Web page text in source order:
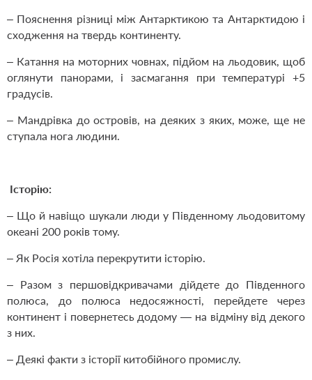
– Пояснення різниці між Антарктикою та Антарктидою і
сходження на твердь континенту.
– Катання на моторних човнах, підйом на льодовик, щоб
оглянути панорами, і засмагання при температурі +5
градусів.
– Мандрівка до островів, на деяких з яких, може, ще не
ступала нога людини.
Історію:
– Що й навіщо шукали люди у Південному льодовитому
океані 200 років тому.
– Як Росія хотіла перекрутити історію.
– Разом з першовідкривачами дійдете до Південного
полюса, до полюса недосяжності, перейдете через
континент і повернетесь додому — на відміну від декого
з них.
– Деякі факти з історії китобійного промислу.